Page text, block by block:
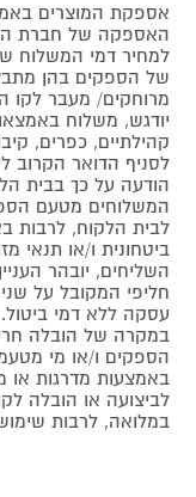
אספקת המוצרים
האספקה של חברת
למחיר דמי המשלוח
של הספקים בהן
מרוחקים/ מעבר לקו
יודגש, משלוח
קהילתיים, כפרים,
לסניף הדואר הקרוב
הודעה על כך בבית
המשלוחים מטעם
לבית הלקוח, לרבות
ביטחונית ו/או תנאי
השליחים, יובהר
חליפי המקובל על
עסקה ללא דמי ביטול.
במקרה של הובלה
הספקים ו/או מי
באמצעות מדרגות או
לביצועה או הובלה
במלואה, לרבות